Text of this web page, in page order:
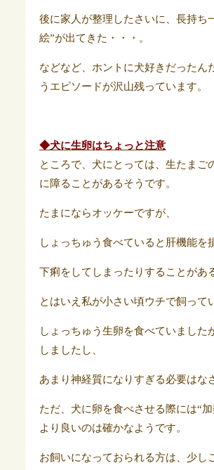
後に家人が整理したさいに、長持ち
絵”が出てきた・・・。
などなど、ホントに犬好きだったん
うエピソードが沢山残っています。
◆犬に生卵はちょっと注意
ところで、犬にとっては、生たまご
に障ることがあるそうです。
たまにならオッケーですが、
しょっちゅう食べていると肝機能を
下痢をしてしまったりすることがあ
とはいえ私が小さい頃ウチで飼って
しょっちゅう生卵を食べていました
しましたし、
あまり神経質になりすぎる必要はな
ただ、犬に卵を食べさせる際には“
より良いのは確かなようです。
お飼いになっておられる方は、少し